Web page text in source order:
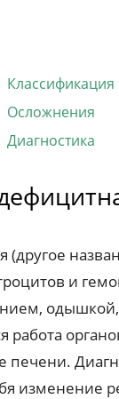
Классификация
Осложнения
Диагностика
и
одышкой,
работа
изменение